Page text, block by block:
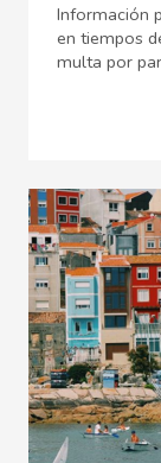
Información
en tiempos
multa por